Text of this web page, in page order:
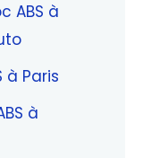
ABS à
à Paris
à